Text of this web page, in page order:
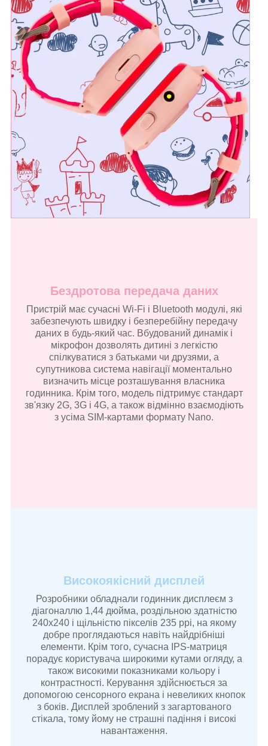
Бездротова передача даних
Пристрій має сучасні Wi-Fi і Bluetooth модулі, які
забезпечують швидку і безперебійну передачу
даних в будь-який час. Вбудований динамік і
мікрофон дозволять дитині з легкістю
спілкуватися з батьками чи друзями, а
супутникова система навігації моментально
визначить місце розташування власника
годинника. Крім того, модель підтримує стандарт
зв'язку 2G, 3G і 4G, а також відмінно взаємодіють
з усіма SIM-картами формату Nano.
Високоякісний дисплей
Розробники обладнали годинник дисплеєм з
діагоналлю 1,44 дюйма, роздільною здатністю
240х240 і щільністю пікселів 235 ppi, на якому
добре проглядаються навіть найдрібніші
елементи. Крім того, сучасна IPS-матриця
порадує користувача широкими кутами огляду, а
також високими показниками кольору і
контрастності. Керування здійснюється за
допомогою сенсорного екрана і невеликих кнопок
з боків. Дисплей зроблений з загартованого
стікала, тому йому не страшні падіння і високі
навантаження.